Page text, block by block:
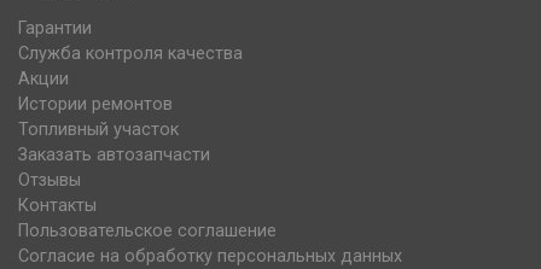
Гарантии
Служба контроля качества
Акции
Истории ремонтов
Топливный участок
Заказать автозапчасти
Отзывы
Контакты
Пользовательское соглашение
Согласие на обработку персональных данных